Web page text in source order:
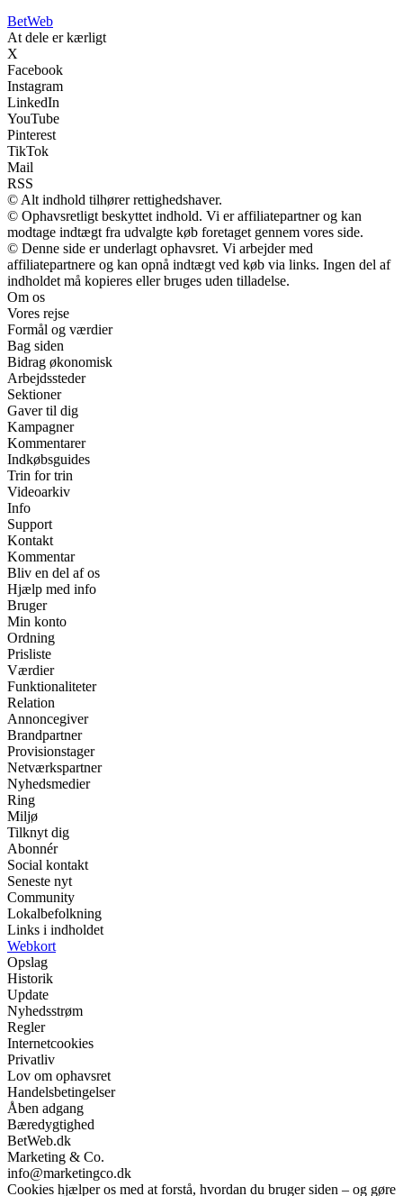
BetWeb
At dele er kærligt
X
Facebook
Instagram
LinkedIn
YouTube
Pinterest
TikTok
Mail
RSS
© Alt indhold tilhører rettighedshaver.
© Ophavsretligt beskyttet indhold. Vi er affiliatepartner og kan
modtage indtægt fra udvalgte køb foretaget gennem vores side.
© Denne side er underlagt ophavsret. Vi arbejder med
affiliatepartnere og kan opnå indtægt ved køb via links. Ingen del af
indholdet må kopieres eller bruges uden tilladelse.
Om os
Vores rejse
Formål og værdier
Bag siden
Bidrag økonomisk
Arbejdssteder
Sektioner
Gaver til dig
Kampagner
Kommentarer
Indkøbsguides
Trin for trin
Videoarkiv
Info
Support
Kontakt
Kommentar
Bliv en del af os
Hjælp med info
Bruger
Min konto
Ordning
Prisliste
Værdier
Funktionaliteter
Relation
Annoncegiver
Brandpartner
Provisionstager
Netværkspartner
Nyhedsmedier
Ring
Miljø
Tilknyt dig
Abonnér
Social kontakt
Seneste nyt
Community
Lokalbefolkning
Links i indholdet
Webkort
Opslag
Historik
Update
Nyhedsstrøm
Regler
Internetcookies
Privatliv
Lov om ophavsret
Handelsbetingelser
Åben adgang
Bæredygtighed
BetWeb.dk
Marketing & Co.
info@marketingco.dk
Cookies hjælper os med at forstå, hvordan du bruger siden – og gøre